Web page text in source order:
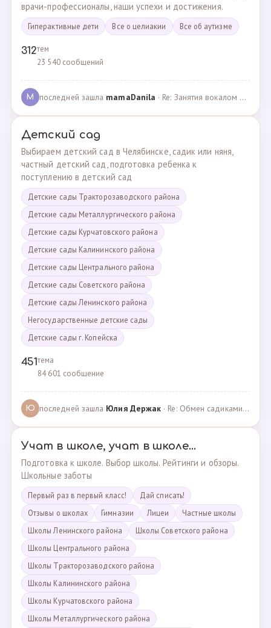
врачи-профессионалы, наши успехи и достижения.
Гиперактивные дети Все о целиакии Все об аутизме
312тем
23 540 сообщений
M последней зашла mamaDanila · Re: Занятия вокалом и танцами для подростков с мент… · 12.03.2025
Детский сад
Выбираем детский сад в Челябинске, садик или няня,
частный детский сад, подготовка ребенка к
поступлению в детский сад
Детские сады Тракторозаводского района
Детские сады Металлургического района
Детские сады Курчатовского района
Детские сады Калининского района
Детские сады Центрального района
Детские сады Советского района
Детские сады Ленинского района
Негосударственные детские сады
Детские сады г. Копейска
451тема
84 601 сообщение
Ю последней зашла Юлия Держак · Re: Обмен садиками, продажа путевок · 25.01.2023
Учат в школе, учат в школе...
Подготовка к школе. Выбор школы. Рейтинги и обзоры.
Школьные заботы
Первый раз в первый класс!
Дай списать!
Отзывы о школах
Гимназии Лицеи
Частные школы
Школы Ленинского района
Школы Советского района
Школы Центрального района
Школы Тракторозаводского района
Школы Калининского района
Школы Курчатовского района
Школы Металлургического района